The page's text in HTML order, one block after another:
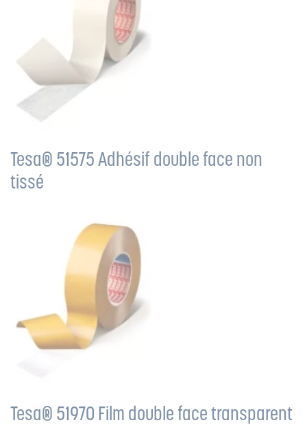
Tesa® 51575 Adhésif double face non
tissé
Tesa® 51970 Film double face transparent